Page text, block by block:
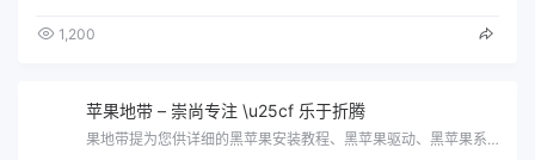
1,200
苹果地带 – 崇尚专注 \u25cf 乐于折腾
果地带提为您供详细的黑苹果安装教程、黑苹果驱动、黑苹果系统\uff0c分享实用Mac软件游戏以及各种引导工具。